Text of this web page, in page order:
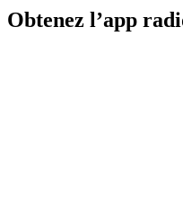
Obtenez l’app